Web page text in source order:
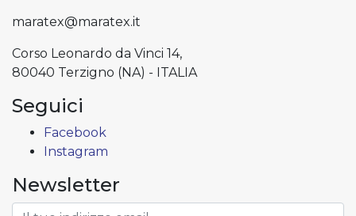
maratex@maratex.it
Corso Leonardo da Vinci 14,
80040 Terzigno (NA) - ITALIA
Seguici
Facebook
Instagram
Newsletter